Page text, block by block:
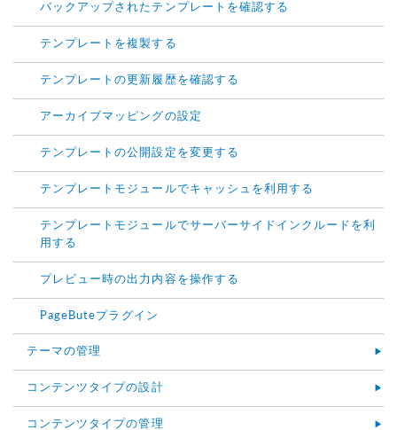
バックアップされたテンプレートを確認する
テンプレートを複製する
テンプレートの更新履歴を確認する
アーカイブマッピングの設定
テンプレートの公開設定を変更する
テンプレートモジュールでキャッシュを利用する
テンプレートモジュールでサーバーサイドインクルードを利
用する
プレビュー時の出力内容を操作する
PageButeプラグイン
テーマの管理
コンテンツタイプの設計
コンテンツタイプの管理